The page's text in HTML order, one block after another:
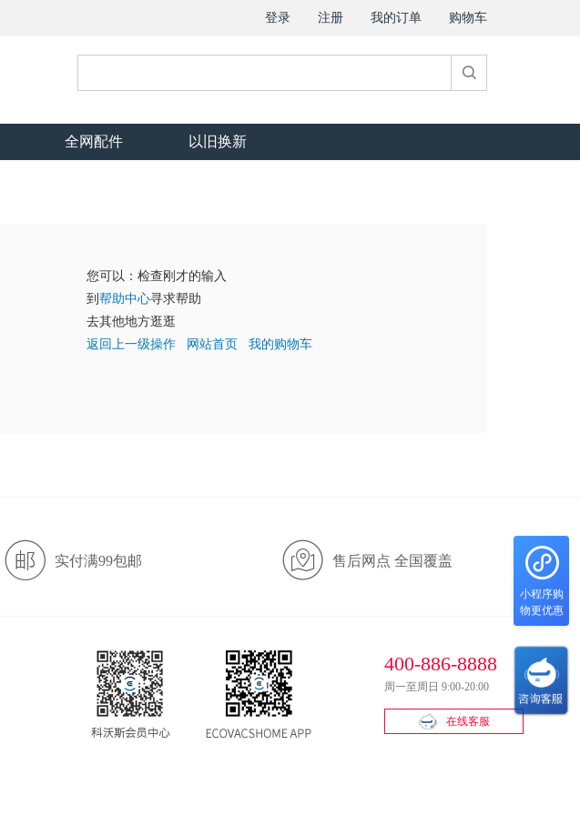
登录 注册 我的订单 购物车
全网配件 以旧换新
您可以：检查刚才的输入
到 帮助中心寻求帮助
去其他地方逛逛
返回上一级操作
网站首页 我的购物车
实付满99包邮 售后网点 全国覆盖
400-886-8888
周一至周日 9:00-20:00
在线客服
小程序购
物更优惠